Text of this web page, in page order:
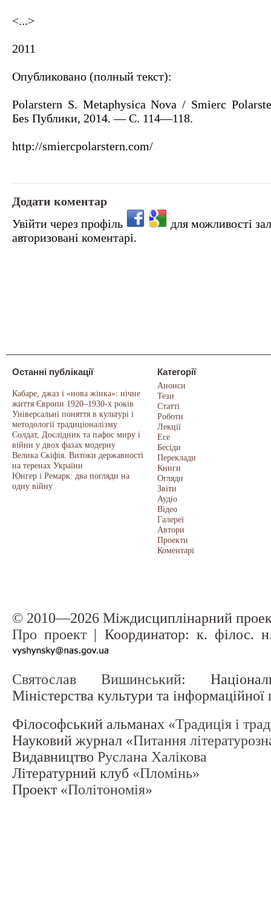
<...>
2011
Опубликовано (полный текст):
Polarstern S. Metaphysica Nova / Smierc
Беs Публики, 2014. — С. 114—118.
http://smiercpolarstern.com/
Додати коментар
Увійти через профіль
для можливості
авторизовані коментарі.
Останні публікації
Кабаре, джаз і «нова жінка»: нічне
життя Європи 1920–1930-х років
Універсальні поняття в культурі і
методології традиціоналізму
Солдат, Дослідник та пафос миру і
війни у двох фазах модерну
Велика Скіфія. Витоки державності
на теренах України
Юнгер і Ремарк: два погляди на
одну війну
Категорії
Анонси
Тези
Статті
Роботи
Лекції
Есе
Бесіди
Переклади
Книги
Огляди
Звіти
Аудіо
Відео
Галереї
Автори
Проекти
Коментарі
© 2010—2026 Міждисциплінарний
Про проект| Координатор: к. філос.
Святослав Вишинський:
Міністерства культури та
Філософський альманах «Традиція і
Науковий журнал «Питання
Видавництво Руслана Халікова
Літературний клуб «Пломінь»
Проект «Політономія»